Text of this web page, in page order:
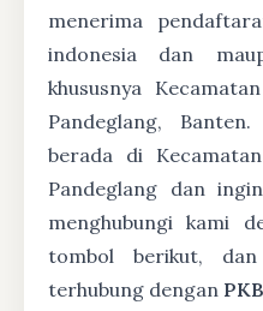
menerima
indonesia dan
khususnya
Pandeglang,
berada di
Pandeglang dan
menghubungi kami
tombol berikut,
terhubung dengan